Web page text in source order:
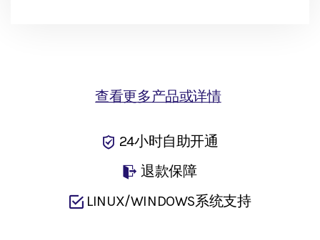
查看更多产品或详情
24小时自助开通
退款保障
LINUX/WINDOWS系统支持